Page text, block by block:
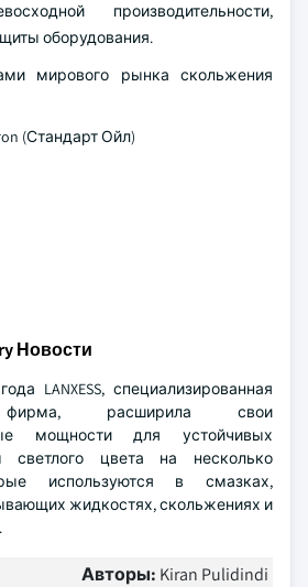
производительности,
оборудования.
мирового рынка скольжения
(Стандарт Ойл)
Новости
LANXESS, специализированная
фирма, расширила свои
мощности для устойчивых
светлого цвета на несколько
используются в смазках,
жидкостях, скольжениях и
Авторы: Kiran Pulidindi